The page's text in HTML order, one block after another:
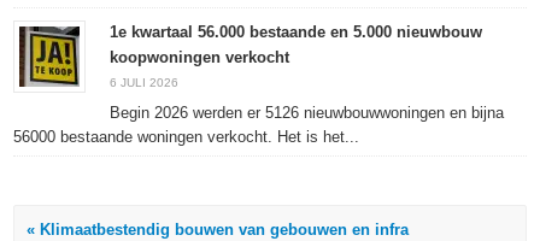
1e kwartaal 56.000 bestaande en 5.000 nieuwbouw
koopwoningen verkocht
6 JULI 2026
Begin 2026 werden er 5126 nieuwbouwwoningen en bijna
56000 bestaande woningen verkocht. Het is het...
« Klimaatbestendig bouwen van gebouwen en infra